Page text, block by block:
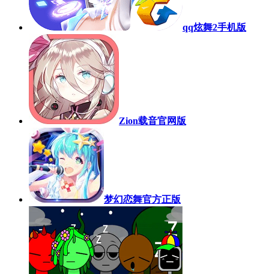
qq炫舞2手机版
Zion载音官网版
梦幻恋舞官方正版